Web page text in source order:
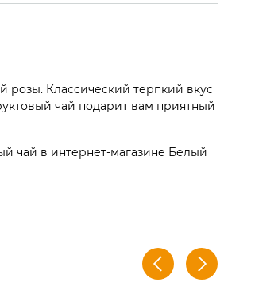
розы. Классический терпкий вкус
чай подарит вам приятный
чай в интернет-магазине Белый